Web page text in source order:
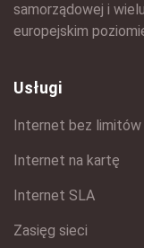
samorządowej i
europejskim
Usługi
Internet bez limitów
Internet na kartę
Internet SLA
Zasięg sieci